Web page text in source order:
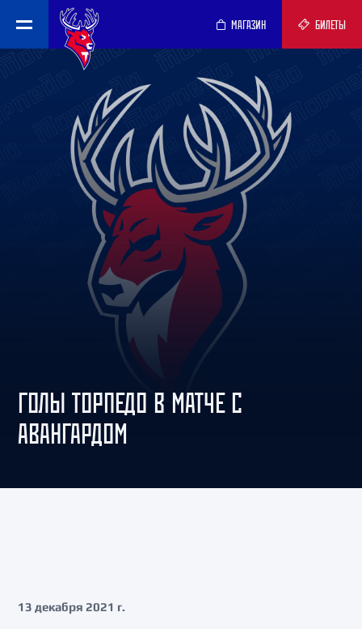
МАГАЗИН БИЛЕТЫ
ГОЛЫ ТОРПЕДО В МАТЧЕ С
АВАНГАРДОМ
13 декабря 2021 г.